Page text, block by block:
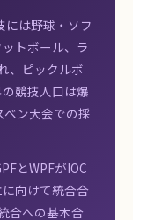
には野球・ソフ
トボール、ラ
、ピックルボ
競技人口は爆
ン大会での採
とWPFがIOC
向けて統合合
合への基本合